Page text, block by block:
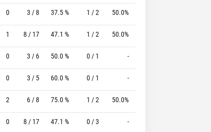
0 3 / 8 37.5 % 1 / 2 50.0%
1 8 / 17 47.1 % 1 / 2 50.0%
0 3 / 6 50.0 % 0 / 1 -
0 3 / 5 60.0 % 0 / 1 -
2 6 / 8 75.0 % 1 / 2 50.0%
0 8 / 17 47.1 % 0 / 3 -